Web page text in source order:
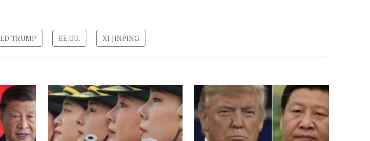
TRUMP EE.UU. XI JINPING